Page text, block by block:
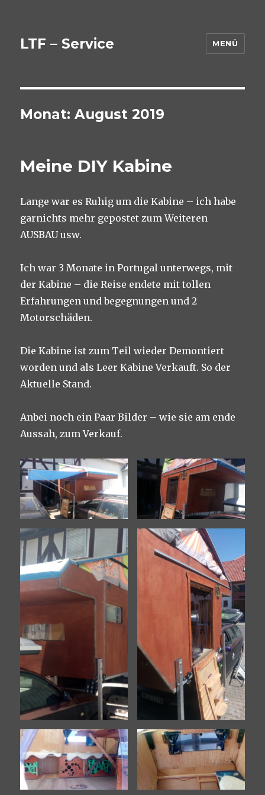
LTF – Service MENÜ
Monat:August 2019
Meine DIY Kabine
Lange war es Ruhig um die Kabine – ich habe
garnichts mehr gepostet zum Weiteren
AUSBAU usw.
Ich war 3 Monate in Portugal unterwegs, mit
der Kabine – die Reise endete mit tollen
Erfahrungen und begegnungen und 2
Motorschäden.
Die Kabine ist zum Teil wieder Demontiert
worden und als Leer Kabine Verkauft. So der
Aktuelle Stand.
Anbei noch ein Paar Bilder – wie sie am ende
Aussah, zum Verkauf.